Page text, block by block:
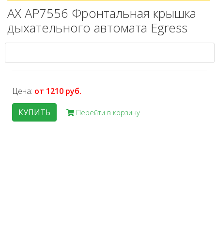
AX AP7556 Фронтальная крышка
дыхательного автомата Egress
Цена: от 1210 руб.
КУПИТЬ
Перейти в корзину